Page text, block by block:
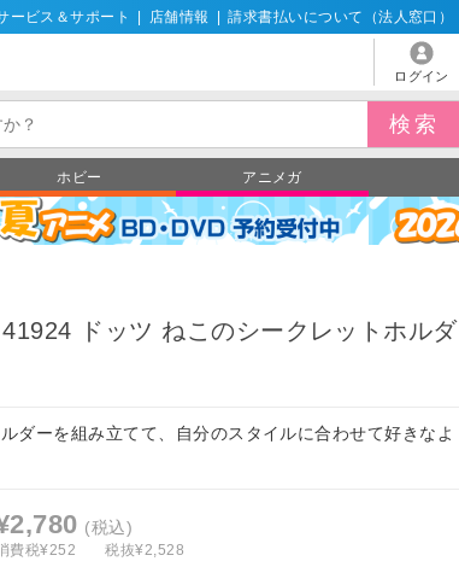
ービス＆サポート 店舗情報 請求書払いについて（法人窓口）
ログイン
ホビー アニメガ
ドッツ ねこのシークレットホルダ
ダーを組み立てて、自分のスタイルに合わせて好きなよ
(税込)
費税¥252 税抜¥2,528